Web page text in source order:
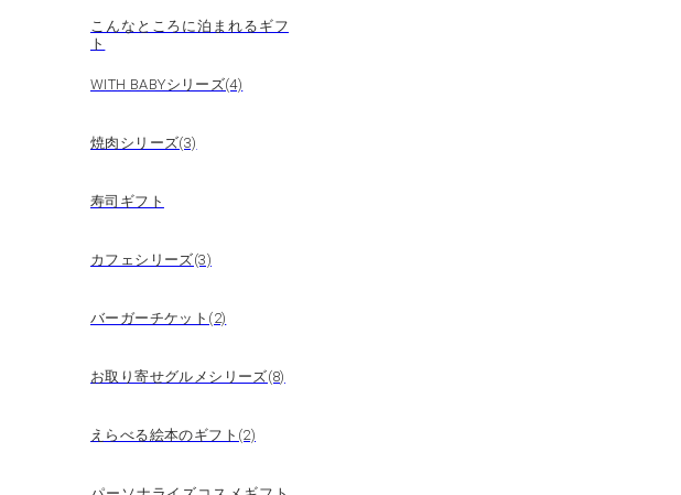
こんなところに泊まれるギフ
ト
WITH BABYシリーズ(4)
焼肉シリーズ(3)
寿司ギフト
カフェシリーズ(3)
バーガーチケット(2)
お取り寄せグルメシリーズ(8)
えらべる絵本のギフト(2)